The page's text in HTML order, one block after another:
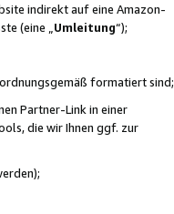
indirekt auf eine Amazon-
(eine „ Umleitung“);
formatiert sind;
Partner-Link in einer
die wir Ihnen ggf. zur